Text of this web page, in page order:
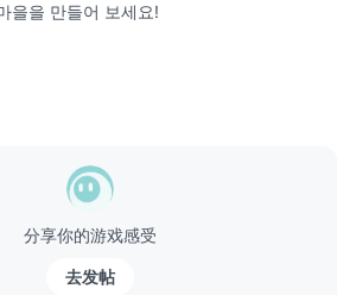
을을 만들어 보세요!
숲, 불, 땅, 물, 바람, 얼음, 매직, 슈거, 별)의
크로스 시스템
分享你的游戏感受
去发帖